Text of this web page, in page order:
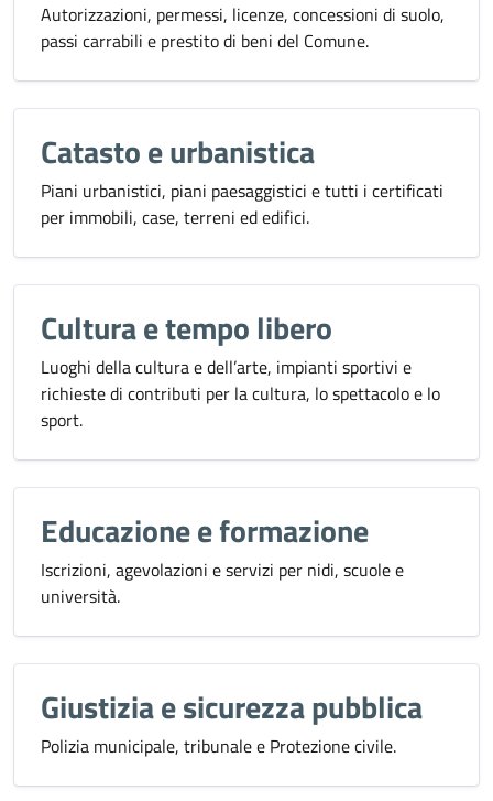
Autorizzazioni, permessi, licenze, concessioni di suolo,
passi carrabili e prestito di beni del Comune.
Catasto e urbanistica
Piani urbanistici, piani paesaggistici e tutti i certificati
per immobili, case, terreni ed edifici.
Cultura e tempo libero
Luoghi della cultura e dell’arte, impianti sportivi e
richieste di contributi per la cultura, lo spettacolo e lo
sport.
Educazione e formazione
Iscrizioni, agevolazioni e servizi per nidi, scuole e
università.
Giustizia e sicurezza pubblica
Polizia municipale, tribunale e Protezione civile.